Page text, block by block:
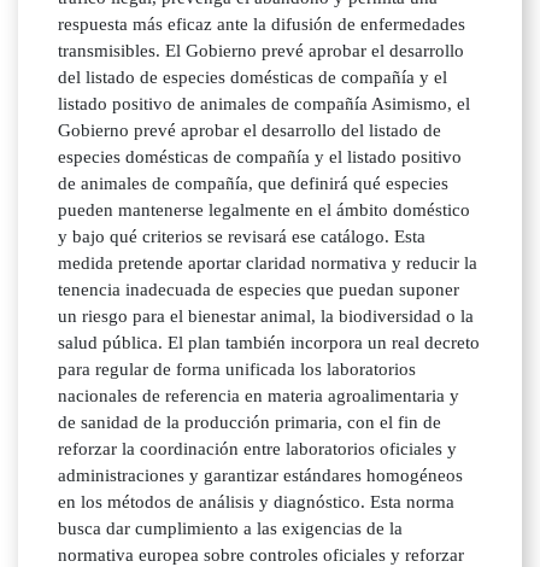
respuesta más eficaz ante la difusión de enfermedades
transmisibles. El Gobierno prevé aprobar el desarrollo
del listado de especies domésticas de compañía y el
listado positivo de animales de compañía Asimismo, el
Gobierno prevé aprobar el desarrollo del listado de
especies domésticas de compañía y el listado positivo
de animales de compañía, que definirá qué especies
pueden mantenerse legalmente en el ámbito doméstico
y bajo qué criterios se revisará ese catálogo. Esta
medida pretende aportar claridad normativa y reducir la
tenencia inadecuada de especies que puedan suponer
un riesgo para el bienestar animal, la biodiversidad o la
salud pública. El plan también incorpora un real decreto
para regular de forma unificada los laboratorios
nacionales de referencia en materia agroalimentaria y
de sanidad de la producción primaria, con el fin de
reforzar la coordinación entre laboratorios oficiales y
administraciones y garantizar estándares homogéneos
en los métodos de análisis y diagnóstico. Esta norma
busca dar cumplimiento a las exigencias de la
normativa europea sobre controles oficiales y reforzar